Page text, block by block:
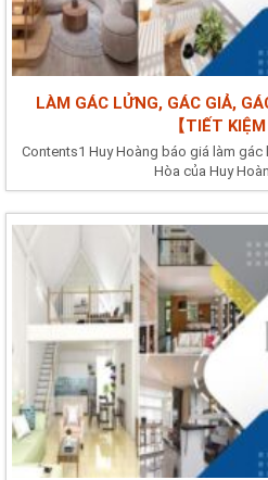
LÀM GÁC LỬNG, GÁC GIẢ,
【TIẾT KIỆM
Contents1 Huy Hoàng báo giá làm
Hòa của Huy